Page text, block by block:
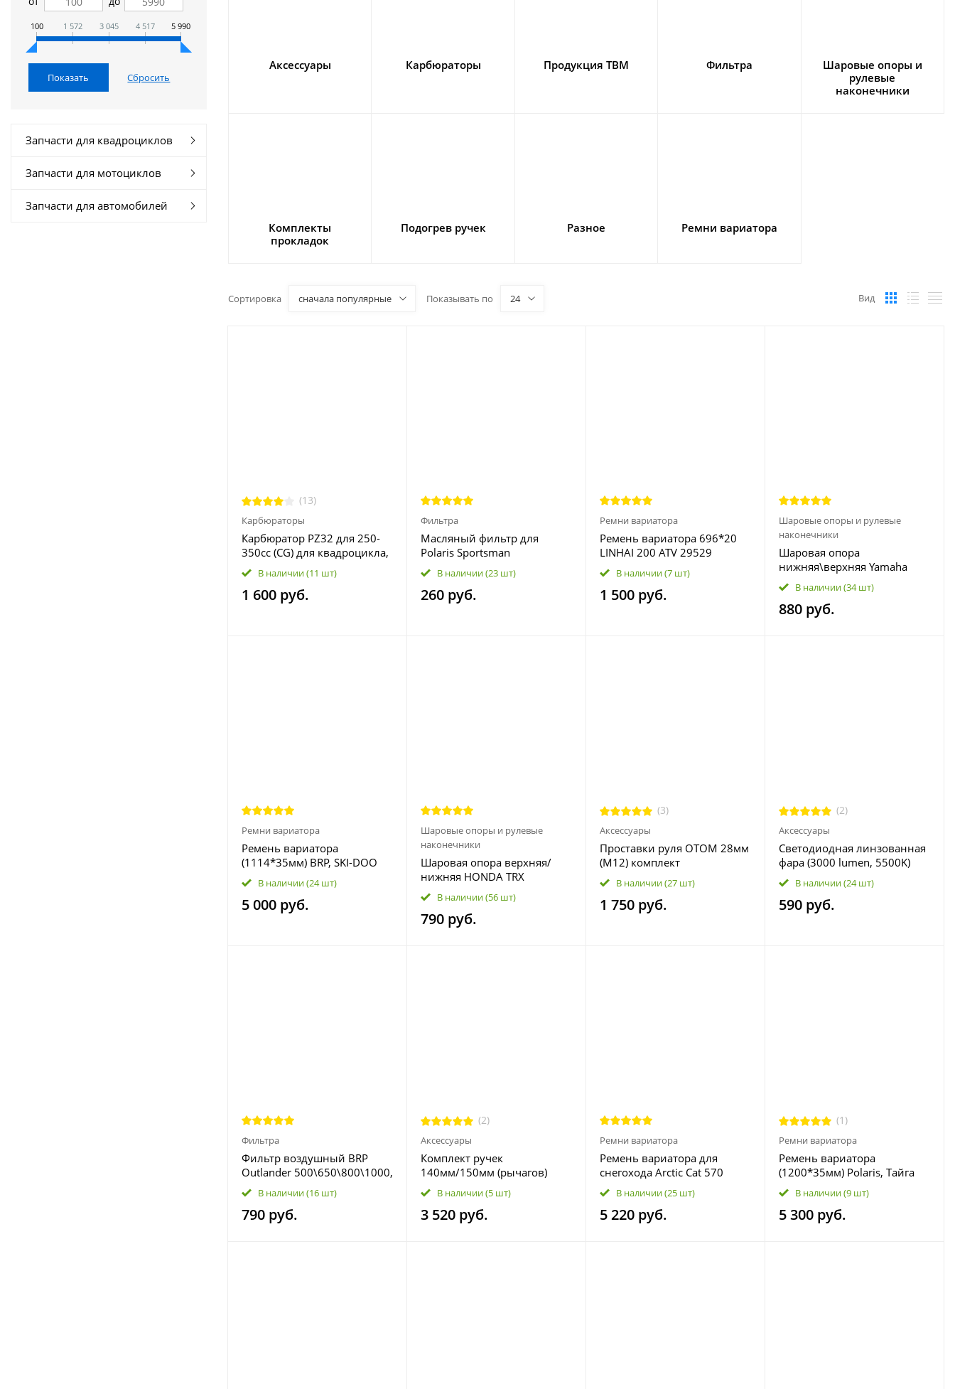
100 1 572 3 045 4 517 5 990
Запчасти для квадроциклов
Запчасти для мотоциклов
Запчасти для автомобилей
Аксессуары Карбюраторы Продукция TBM Фильтра
Шаровые опоры и
рулевые
наконечники
Комплекты
прокладок
Подогрев ручек Разное Ремни вариатора
Сортировка сначала популярные Показывать по 24 Вид
(13)
Карбюраторы
Карбюратор PZ32 для 250-
350cc (CG) для квадроцикла,
мотоцикла, скутера
В наличии(11 шт)
1 600 руб.
Фильтра
Масляный фильтр для
Polaris Sportsman
400/500/550/570/850, RZR
900, Scrambler 1000 HF199
2520799 3089996
В наличии(23 шт)
260 руб.
Ремни вариатора
Ремень вариатора 696*20
LINHAI 200 ATV 29529
В наличии(7 шт)
1 500 руб.
Шаровые опоры и рулевые
наконечники
Шаровая опора
нижняя\верхняя Yamaha
Grizzly 350 400 450, Rhino
450 660 700, Stels Dinli 600
700 800, TRX, Rancher,
В наличии(34 шт)
880 руб.
Ремни вариатора
Ремень вариатора
(1114*35мм) BRP, SKI-DOO
414860700
В наличии(24 шт)
5 000 руб.
Шаровые опоры и рулевые
наконечники
Шаровая опора верхняя/
нижняя HONDA TRX
680/650/500/450/420/350 -
Pioneer 500/700/1000 51355-
HN0-A01 51375-HP5-601 42-
В наличии(56 шт)
790 руб.
(3)
Аксессуары
Проставки руля ОТОМ 28мм
(М12) комплект
переходников для
увеличения высоты руля
мотоцикла
В наличии(27 шт)
1 750 руб.
(2)
Аксессуары
Светодиодная линзованная
фара (3000 lumen, 5500K)
для велосипедов,
мотоциклов, автомобилей,
электросамокатов, лодок
В наличии(24 шт)
590 руб.
Фильтра
Фильтр воздушный BRP
Outlander 500\650\800\1000,
Renegade 500\800\1000
707800371
В наличии(16 шт)
790 руб.
(2)
Аксессуары
Комплект ручек
140мм/150мм (рычагов)
тормоза и сцепления
складные (неломайки) для
мотоцикла и питбайка kayo
В наличии(5 шт)
3 520 руб.
Ремни вариатора
Ремень вариатора для
снегохода Arctic Cat 570
39G4455 0627-067 0627-046
В наличии(25 шт)
5 220 руб.
(1)
Ремни вариатора
Ремень вариатора
(1200*35мм) Polaris, Тайга
V800 3211070
В наличии(9 шт)
5 300 руб.